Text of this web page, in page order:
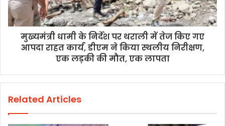
मुख्यमंत्री धामी के निर्देश पर थराली में तेज किए गए
आपदा राहत कार्य, डीएम ने किया स्थलीय निरीक्षण,
एक लड़की की मौत, एक लापता
Related Articles